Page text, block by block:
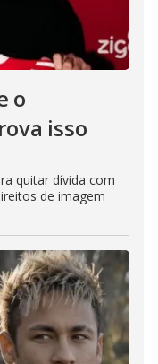
o
isso
quitar dívida com
de imagem